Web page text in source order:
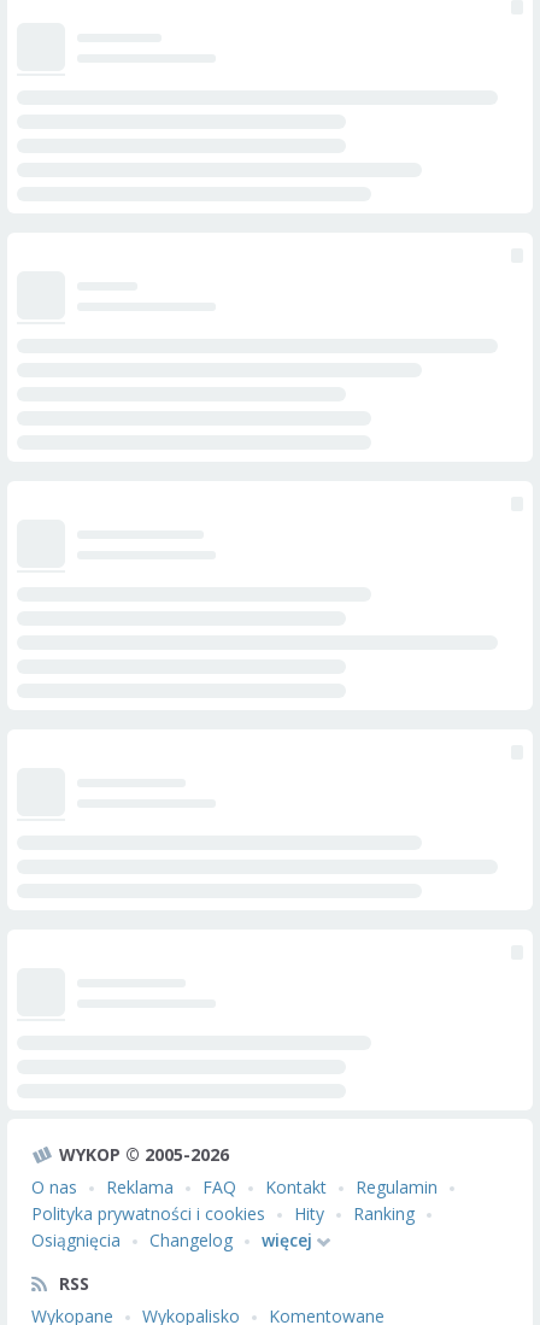
WYKOP © 2005-2026
O nas
Reklama FAQ Kontakt
Regulamin
Polityka prywatności i cookies
Hity
Ranking
Osiągnięcia
Changelog
więcej
RSS
Wykopane
Wykopalisko Komentowane